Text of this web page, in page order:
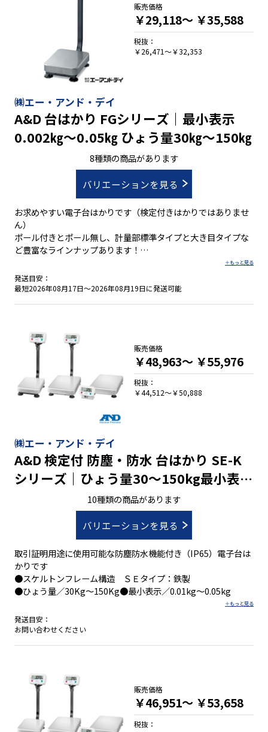
㈱エー・アンド・デイ
A&D 台はかり FGシリーズ｜最小表示
0.002㎏～0.05㎏ ひょう量30㎏～150㎏
8種類の商品があります
バリエーションを見る
お求めやすい電子台はかりです（検定付きはかりではありませ
ん）
ポール付きとポール無し、計量部標準タイプと大き目タイプな
ど豊富なラインナップあります！
発送目安：
最短2026年08月17日～2026年08月19日に発送可能
販売価格
￥29,118～ ￥35,588
税抜：
￥26,471～￥32,353
㈱エー・アンド・デイ
A&D 検定付 防塵・防水 台はかり SE-K
シリーズ｜ひょう量30～150kg最小表示
0.005～0.05kg10種類の商品があります
バリエーションを見る
取引証明用途に使用可能な防塵防水機能付き（IP65）電子台は
かりです
●スケルトンフレーム構造 ＳＥタイプ：鉄製
●ひょう量／30Kg～150Kg●最小表示／0.01kg～0.05kg
発送目安：
お問い合わせください
販売価格
￥48,963～ ￥55,976
税抜：
￥44,512～￥50,888
販売価格
￥46,951～ ￥53,658
税抜：